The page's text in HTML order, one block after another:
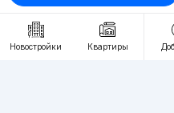
Новостройки Квартиры
+998 (93) 390-30-10
Пн-Пт. С 9:30 до 18:00